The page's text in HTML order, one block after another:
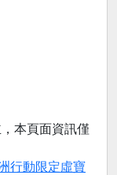
本頁面資訊僅
行動限定虛寶